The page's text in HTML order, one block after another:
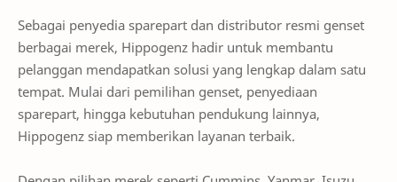
Sebagai penyedia sparepart dan distributor resmi genset
berbagai merek, Hippogenz hadir untuk membantu
pelanggan mendapatkan solusi yang lengkap dalam satu
tempat. Mulai dari pemilihan genset, penyediaan
sparepart, hingga kebutuhan pendukung lainnya,
Hippogenz siap memberikan layanan terbaik.